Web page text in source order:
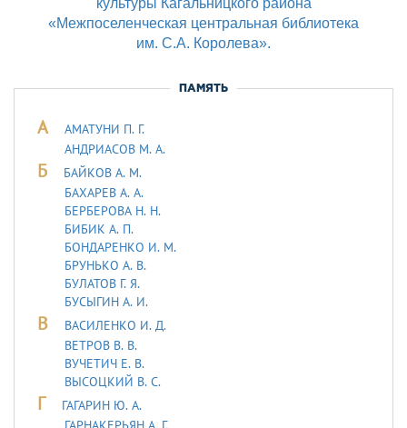
«Межпоселенческая центральная библиотека
им. С.А. Королева».
ПАМЯТЬ
А
АМАТУНИ П. Г.
АНДРИАСОВ М. А.
Б
БАЙКОВ А. М.
БАХАРЕВ А. А.
БЕРБЕРОВА Н. Н.
БИБИК А. П.
БОНДАРЕНКО И. М.
БРУНЬКО А. В.
БУЛАТОВ Г. Я.
БУСЫГИН А. И.
В
ВАСИЛЕНКО И. Д.
ВЕТРОВ В. В.
ВУЧЕТИЧ Е. В.
ВЫСОЦКИЙ В. С.
Г
ГАГАРИН Ю. А.